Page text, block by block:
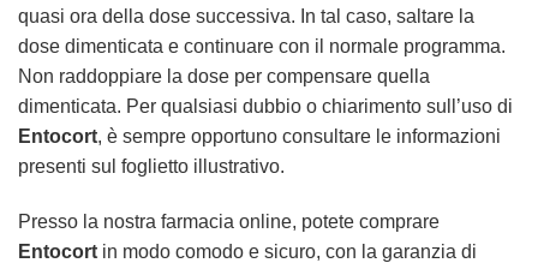
quasi ora della dose successiva. In tal caso, saltare la
dose dimenticata e continuare con il normale programma.
Non raddoppiare la dose per compensare quella
dimenticata. Per qualsiasi dubbio o chiarimento sull’uso di
Entocort, è sempre opportuno consultare le informazioni
presenti sul foglietto illustrativo.
Presso la nostra farmacia online, potete comprare
Entocort in modo comodo e sicuro, con la garanzia di